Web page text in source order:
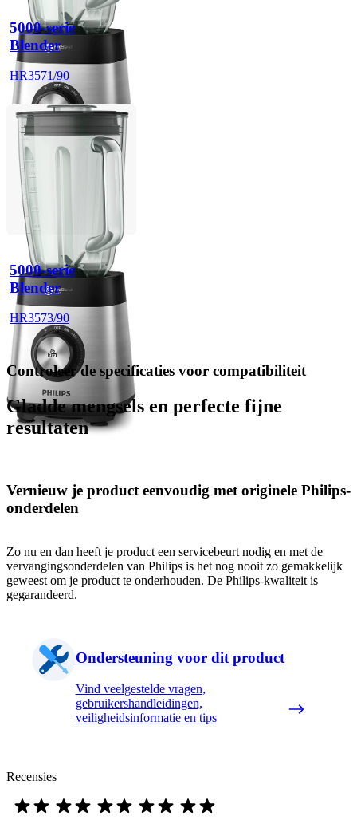
5000-serie
Blender
HR3571/90
5000-serie
Blender
HR3573/90
Controleer de specificaties voor compatibiliteit
Gladde mengsels en perfecte fijne
resultaten
Vernieuw je product eenvoudig met originele Philips-
onderdelen
Zo nu en dan heeft je product een servicebeurt nodig en met de
vervangingsonderdelen van Philips is het nog nooit zo gemakkelijk
geweest om je product te onderhouden. De Philips-kwaliteit is
gegarandeerd.
Ondersteuning voor dit product
Vind veelgestelde vragen,
gebruikershandleidingen,
veiligheidsinformatie en tips
Recensies